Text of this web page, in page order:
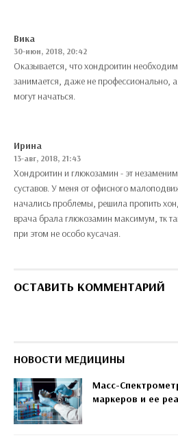
Вика
30-июн, 2018, 20:42
Оказывается, что хондроитин
занимается, даже не профессионально,
могут начаться.
Ирина
13-авг, 2018, 21:43
Хондроитин и глюкозамин - эт
суставов. У меня от офисного
начались проблемы, решила пропить
врача брала глюкозамин максимум, тк
при этом не особо кусачая.
ОСТАВИТЬ КОММЕНТАРИЙ
НОВОСТИ МЕДИЦИНЫ
Масс-
маркеров и ее